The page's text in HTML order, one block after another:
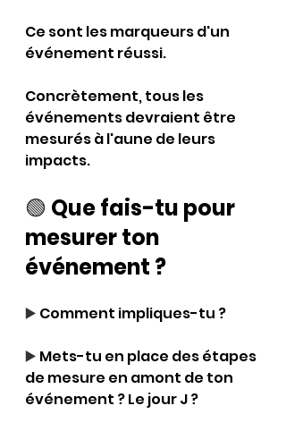
Ce sont les marqueurs d'un
événement réussi.
Concrètement, tous les
événements devraient être
mesurés à l'aune de leurs
impacts.
🟢 Que fais-tu pour
mesurer ton
événement ?
▶️ Comment impliques-tu ?
▶️ Mets-tu en place des étapes
de mesure en amont de ton
événement ? Le jour J ?